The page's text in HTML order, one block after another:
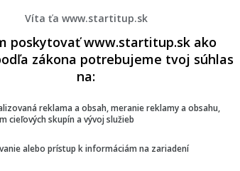
Viac o kampanitu!
Víta ťa www.startitup.sk
poskytovať www.startitup.sk ako
zákona potrebujeme tvoj súhlas
na:
reklama a obsah, meranie reklamy a obsahu,
cieľových skupín a vývoj služieb
alebo prístup k informáciám na zariadení